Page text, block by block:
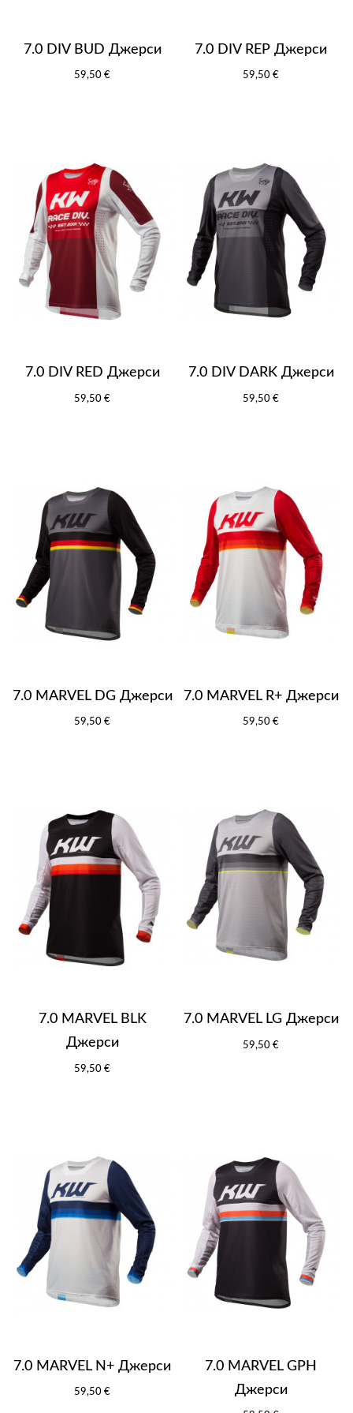
7.0 DIV BUD Джерси
59,50 €
7.0 DIV REP Джерси
59,50 €
7.0 DIV RED Джерси
59,50 €
7.0 DIV DARK Джерси
59,50 €
7.0 MARVEL DG Джерси
59,50 €
7.0 MARVEL R+ Джерси
59,50 €
7.0 MARVEL BLK
Джерси
59,50 €
7.0 MARVEL LG Джерси
59,50 €
7.0 MARVEL N+ Джерси
59,50 €
7.0 MARVEL GPH
Джерси